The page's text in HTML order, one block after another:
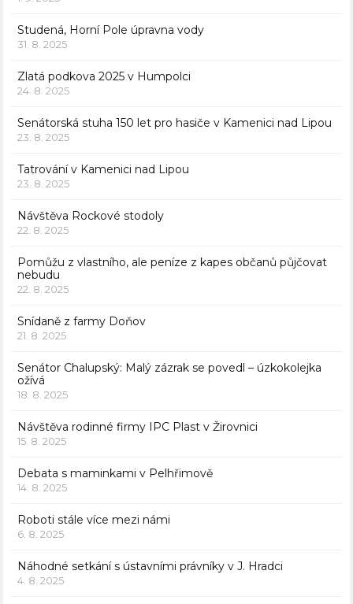
Studená, Horní Pole úpravna vody
31. 8. 2025
Zlatá podkova 2025 v Humpolci
24. 8. 2025
Senátorská stuha 150 let pro hasiče v Kamenici nad Lipou
23. 8. 2025
Tatrování v Kamenici nad Lipou
23. 8. 2025
Návštěva Rockové stodoly
22. 8. 2025
Pomůžu z vlastního, ale peníze z kapes občanů půjčovat
nebudu
22. 8. 2025
Snídaně z farmy Doňov
21. 8. 2025
Senátor Chalupský: Malý zázrak se povedl – úzkokolejka
ožívá
18. 8. 2025
Návštěva rodinné firmy IPC Plast v Žirovnici
15. 8. 2025
Debata s maminkami v Pelhřimově
14. 8. 2025
Roboti stále více mezi námi
6. 8. 2025
Náhodné setkání s ústavními právníky v J. Hradci
4. 8. 2025